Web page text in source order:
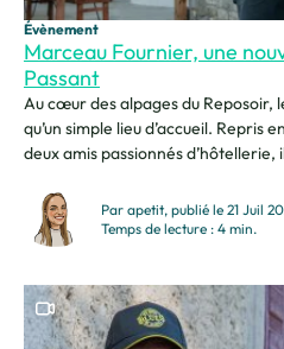
Marceau Fournier, une
Passant
Évènement
Au cœur des alpages du Reposoir,
qu’un simple lieu d’accueil.
deux amis passionnés d’hôtellerie,
rencontres et de célébrations. Ils
univers et nous...
Par apetit, publié le 21 Juil
Temps de lecture : 4 min.
Ce contenu contient une vidéo